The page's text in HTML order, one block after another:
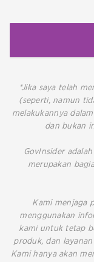
*Jika saya telah
(seperti, namun
melakukannya
dan bukan
GovInsider
merupakan
Kami menjaga
menggunakan
kami untuk tetap
produk, dan
Kami hanya akan